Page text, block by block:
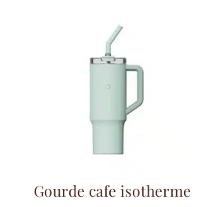
Gourde cafe isotherme